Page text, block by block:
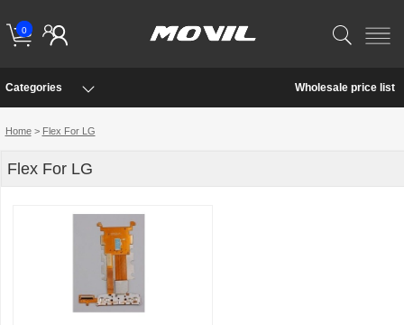
0
Categories Wholesale price list
Home> Flex For LG
Flex For LG